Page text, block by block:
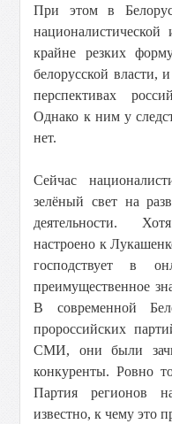
При этом в
крайне резких
белорусской власти,
перспективах
Однако к ним у
нет.
Сейчас
зелёный свет на
деятельности.
настроено к
господствует в
преимущественное
В современной
пророссийских
СМИ, они были
конкуренты. Ровно
Партия регионов
известно, к чему это